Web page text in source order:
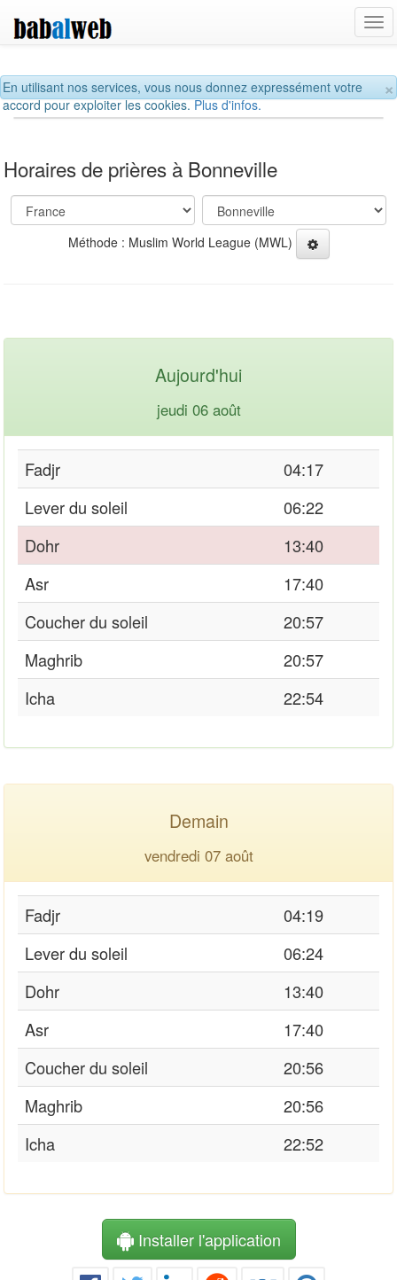
×
En utilisant nos services, vous nous donnez expressément votre
accord pour exploiter les cookies.Plus d'infos.
Horaires de prières à Bonneville
Méthode : Muslim World League (MWL)
Aujourd'hui
jeudi 06 août
Fadjr
04:17
Lever du soleil
06:22
Dohr
13:40
Asr
17:40
Coucher du soleil
20:57
Maghrib
20:57
Icha
22:54
Demain
vendredi 07 août
Fadjr
04:19
Lever du soleil
06:24
Dohr
13:40
Asr
17:40
Coucher du soleil
20:56
Maghrib
20:56
Icha
22:52
Installer l'application